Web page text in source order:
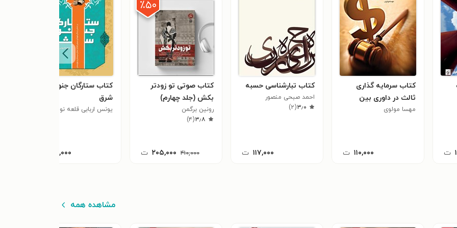
ت
کتاب سرمایه گذاری
ثالث در داوری بین
المللی
مهسا مولوی
۱۱۰,۰۰۰ ت
کتاب تبارشناسی حسبه
احمد صبحی منصور
۳٫۰(۲)
۱۱۷,۰۰۰ ت
٪۵۰
کتاب صوتی تو زودتر
بکش (جلد چهارم)
رونین برگمن
۳٫۸(۴)
۴۱۰,۰۰۰ ۲۰۵,۰۰۰ ت
کتاب ستارگان جنوب
شرق
یونس اربابی قلعه نو
۳۰,۰۰۰
مشاهده همه